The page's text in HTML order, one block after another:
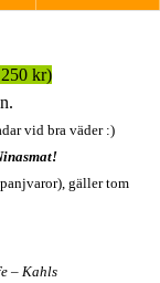
kr)
vid bra väder :)
gäller tom
– Kahls